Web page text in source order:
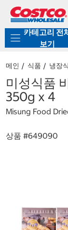
로
기
가
카테고리 전
보기
메인 식품 냉장
미성식품
350g x 4
Misung Food
상품 #649090